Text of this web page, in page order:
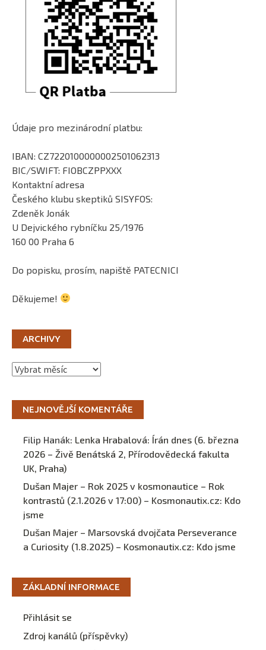
Údaje pro mezinárodní platbu:
IBAN: CZ7220100000002501062313
BIC/SWIFT: FIOBCZPPXXX
Kontaktní adresa
Českého klubu skeptiků SISYFOS:
Zdeněk Jonák
U Dejvického rybníčku 25/1976
160 00 Praha 6
Do popisku, prosím, napiště PATECNICI
Děkujeme!
ARCHIVY
Archivy
NEJNOVĚJŠÍ KOMENTÁŘE
Filip Hanák: Lenka Hrabalová: Írán dnes (6. března
2026 – Živě Benátská 2, Přírodovědecká fakulta
UK, Praha)
Dušan Majer – Rok 2025 v kosmonautice – Rok
kontrastů (2.1.2026 v 17:00) – Kosmonautix.cz: Kdo
jsme
Dušan Majer – Marsovská dvojčata Perseverance
a Curiosity (1.8.2025) – Kosmonautix.cz: Kdo jsme
ZÁKLADNÍ INFORMACE
Přihlásit se
Zdroj kanálů (příspěvky)